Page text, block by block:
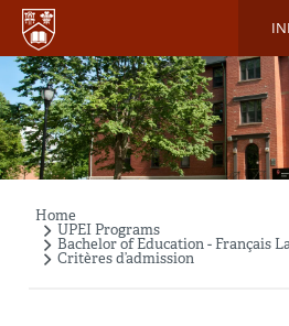
Skip
main
content
Breadcrumb
Home
UPEI Programs
Bachelor of Education - Français
Critères d’admission